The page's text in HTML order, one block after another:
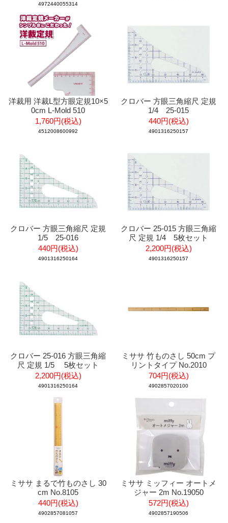
4972440055314
洋裁用 洋裁L型方眼定規10×5
0cm L-Mold 510
1,760円(税込)
4512008600992
クロバー 方眼三角縮尺 定規
1/4 25-015
440円(税込)
4901316250157
クロバー 方眼三角縮尺 定規
1/5 25-016
440円(税込)
4901316250164
クロバー 25-015 方眼三角縮
尺 定規 1/4 5枚セット
2,200円(税込)
4901316250157
クロバー 25-016 方眼三角縮
尺 定規 1/5 5枚セット
2,200円(税込)
4901316250164
ミササ 竹ものさし 50cm プ
リントタイプ No.2010
704円(税込)
4902857020100
ミササ まるで竹ものさし 30
cm No.8105
440円(税込)
4902857081057
ミササ ミッフィー オートメ
ジャー 2m No.19050
572円(税込)
4902857190506